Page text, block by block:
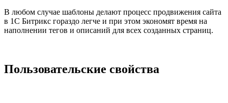
В любом случае шаблоны делают процесс продвижения сайта
в 1С Битрикс гораздо легче и при этом экономят время на
наполнении тегов и описаний для всех созданных страниц.
Пользовательские свойства